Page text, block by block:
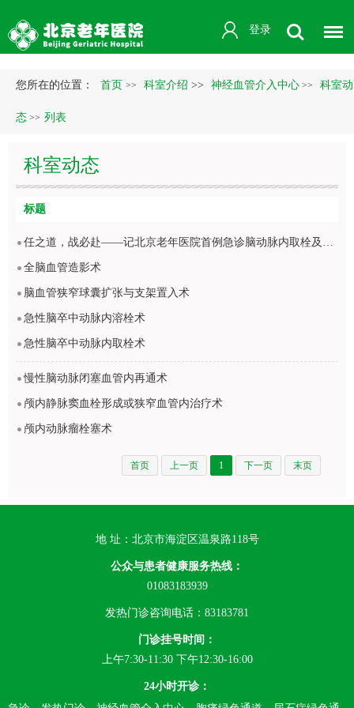
登录
您所在的位置： 首页 >> 科室介绍 >> 神经血管介入中心 >> 科室动
态 >> 列表
科室动态
标题
任之道，战必赴——记北京老年医院首例急诊脑动脉内取栓及溶栓术
全脑血管造影术
脑血管狭窄球囊扩张与支架置入术
急性脑卒中动脉内溶栓术
急性脑卒中动脉内取栓术
慢性脑动脉闭塞血管内再通术
颅内静脉窦血栓形成或狭窄血管内治疗术
颅内动脉瘤栓塞术
首页 上一页 1 下一页 末页
地 址：北京市海淀区温泉路118号
公众与患者健康服务热线：
01083183939
发热门诊咨询电话：83183781
门诊挂号时间：
上午7:30-11:30 下午12:30-16:00
24小时开诊：